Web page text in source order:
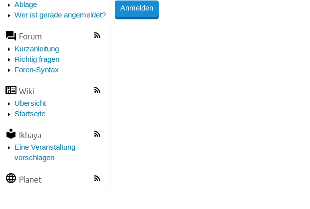
Ablage
Wer ist gerade angemeldet?
Forum
Kurzanleitung
Richtig fragen
Foren-Syntax
Wiki
Übersicht
Startseite
Ikhaya
Eine Veranstaltung
vorschlagen
Planet